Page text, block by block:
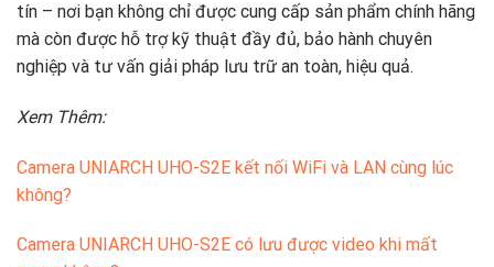
tín – nơi bạn không chỉ được cung cấp sản phẩm chính hãng
mà còn được hỗ trợkỹ thuật đầy đủ, bảo hành chuyên
nghiệp và tư vấn giải pháp lưu trữ an toàn, hiệu quả.
Xem Thêm:
Camera UNIARCH UHO-S2E kết nối WiFi và LAN cùng lúc
không?
Camera UNIARCH UHO-S2E có lưu được video khi mất